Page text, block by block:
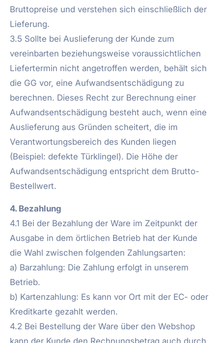
Bruttopreise und verstehen sich einschließlich der
Lieferung.
3.5 Sollte bei Auslieferung der Kunde zum
vereinbarten beziehungsweise voraussichtlichen
Liefertermin nicht angetroffen werden, behält sich
die GG vor, eine Aufwandsentschädigung zu
berechnen. Dieses Recht zur Berechnung einer
Aufwandsentschädigung besteht auch, wenn eine
Auslieferung aus Gründen scheitert, die im
Verantwortungsbereich des Kunden liegen
(Beispiel: defekte Türklingel). Die Höhe der
Aufwandsentschädigung entspricht dem Brutto-
Bestellwert.
4. Bezahlung
4.1 Bei der Bezahlung der Ware im Zeitpunkt der
Ausgabe in dem örtlichen Betrieb hat der Kunde
die Wahl zwischen folgenden Zahlungsarten:
a) Barzahlung: Die Zahlung erfolgt in unserem
Betrieb.
b) Kartenzahlung: Es kann vor Ort mit der EC- oder
Kreditkarte gezahlt werden.
4.2 Bei Bestellung der Ware über den Webshop
kann der Kunde den Rechnungsbetrag auch durch